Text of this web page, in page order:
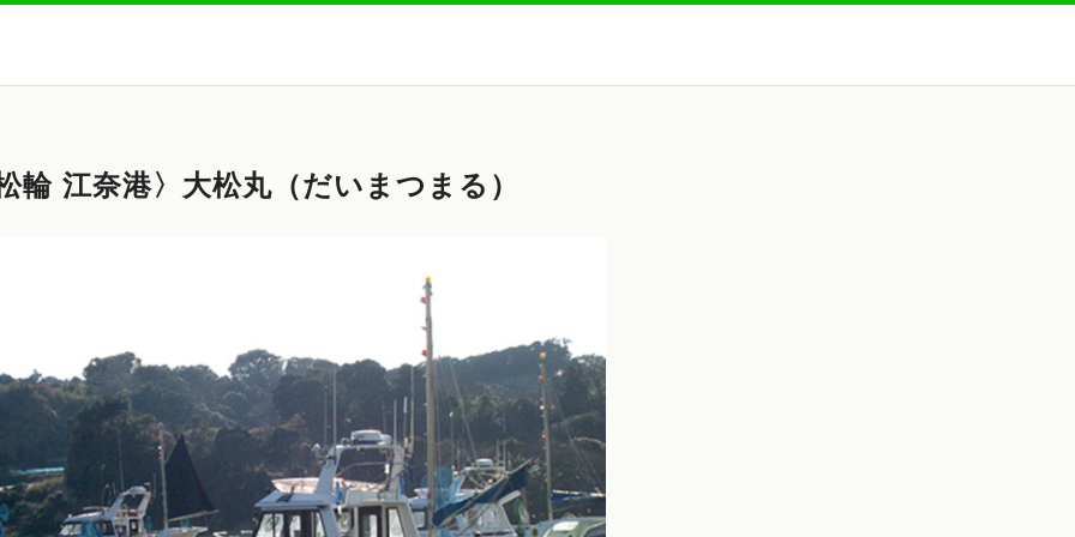
輪 江奈港〉大松丸（だいまつまる）